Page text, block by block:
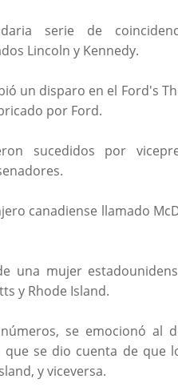
serie de
Lincoln y Kennedy.
un disparo en el Ford's
por Ford.
sucedidos por
canadiense llamado
una mujer
y Rhode Island.
se emocionó al
que se dio cuenta de que
y viceversa.